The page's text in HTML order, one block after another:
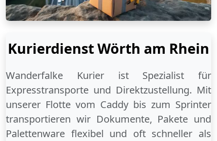
Kurierdienst Wörth am Rhein
Wanderfalke Kurier ist Spezialist für
Expresstransporte und Direktzustellung. Mit
unserer Flotte vom Caddy bis zum Sprinter
transportieren wir Dokumente, Pakete und
Palettenware flexibel und oft schneller als